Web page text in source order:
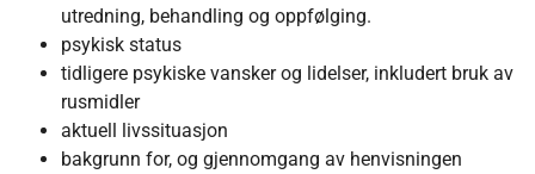
utredning, behandling og oppfølging.
psykisk status
tidligere psykiske vansker og lidelser, inkludert bruk av
rusmidler
aktuell livssituasjon
bakgrunn for, og gjennomgang av henvisningen